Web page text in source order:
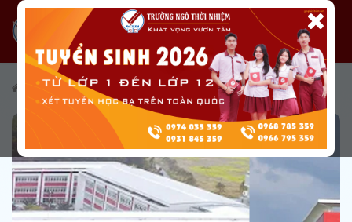
Tuyển sinh/Cẩm nang tuyển sinh